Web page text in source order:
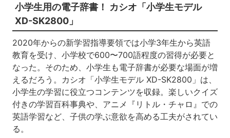
小学生用の電子辞書！ カシオ「小学生モデル
XD-SK2800」
2020年からの新学習指導要領では小学3年生から英語
教育を受け、小学校で600〜700語程度の習得が必要と
なった。そのため、小学生も電子辞書が必要な場面が増
えるだろう。カシオ「小学生モデル XD-SK2800」は、
小学生の学習に役立つコンテンツを収録。楽しいクイズ
付きの学習百科事典や、アニメ『リトル・チャロ』での
英語学習など、子供の学ぶ意欲を高める工夫がされてい
る。